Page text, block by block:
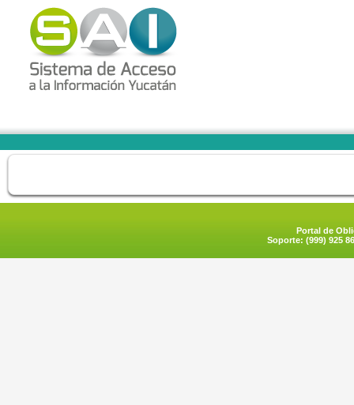
Portal de
Soporte: (999) 925